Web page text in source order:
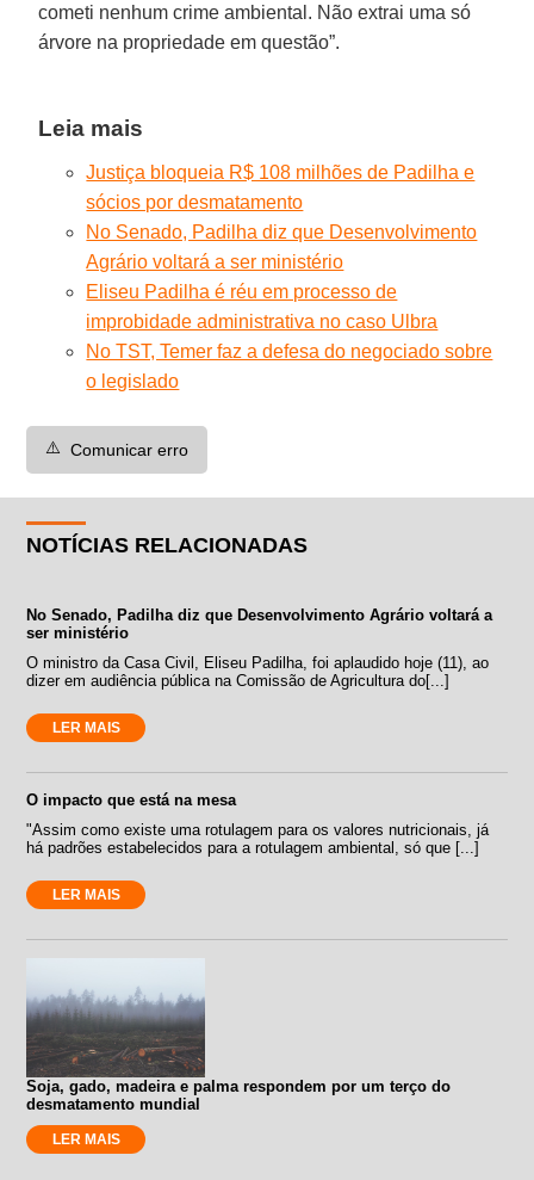
cometi nenhum crime ambiental. Não extrai uma só
árvore na propriedade em questão”.
Leia mais
Justiça bloqueia R$ 108 milhões de Padilha e
sócios por desmatamento
No Senado, Padilha diz que Desenvolvimento
Agrário voltará a ser ministério
Eliseu Padilha é réu em processo de
improbidade administrativa no caso Ulbra
No TST, Temer faz a defesa do negociado sobre
o legislado
⚠️ Comunicar erro
NOTÍCIAS RELACIONADAS
No Senado, Padilha diz que Desenvolvimento Agrário voltará a
ser ministério
O ministro da Casa Civil, Eliseu Padilha, foi aplaudido hoje (11), ao
dizer em audiência pública na Comissão de Agricultura do[...]
LER MAIS
O impacto que está na mesa
"Assim como existe uma rotulagem para os valores nutricionais, já
há padrões estabelecidos para a rotulagem ambiental, só que [...]
LER MAIS
Soja, gado, madeira e palma respondem por um terço do
desmatamento mundial
LER MAIS